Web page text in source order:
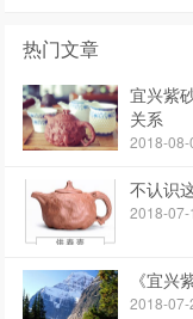
热门文章
宜兴紫
关系
2018-08-
不认识
2018-07-
《宜兴
2018-07-